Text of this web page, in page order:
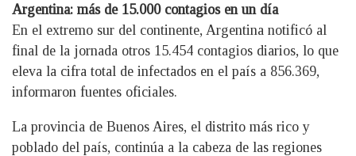
Argentina: más de 15.000 contagios en un día
En el extremo sur del continente, Argentina notificó al
final de la jornada otros 15.454 contagios diarios, lo que
eleva la cifra total de infectados en el país a 856.369,
informaron fuentes oficiales.
La provincia de Buenos Aires, el distrito más rico y
poblado del país, continúa a la cabeza de las regiones